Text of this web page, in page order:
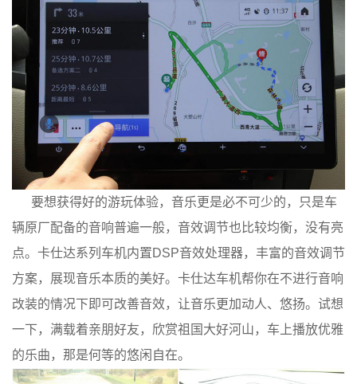
要想获得好的游玩体验，音乐更是必不可少的，只是车
辆原厂配备的音响普遍一般，音效调节也比较均衡，没有亮
点。卡仕达系列车机内置DSP音效处理器，丰富的音效调节
方案，展现音乐本质的美好。卡仕达车机帮你在不进行音响
改装的情况下即可改善音效，让音乐更加动人、悠扬。试想
一下，满载着亲朋好友，欣赏祖国大好河山，车上播放优雅
的乐曲，那是何等的悠闲自在。